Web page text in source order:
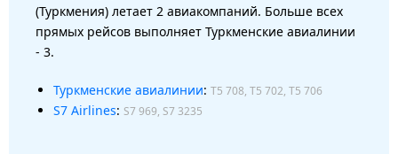
(Туркмения) летает 2 авиакомпаний. Больше всех
прямых рейсов выполняет Туркменские авиалинии
- 3.
Туркменские авиалинии: T5 708, T5 702, T5 706
S7 Airlines: S7 969, S7 3235